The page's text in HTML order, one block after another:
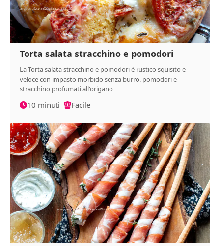
Torta salata stracchino e pomodori
La Torta salata stracchino e pomodori è rustico squisito e
veloce con impasto morbido senza burro, pomodori e
stracchino profumati all'origano
10 minuti Facile